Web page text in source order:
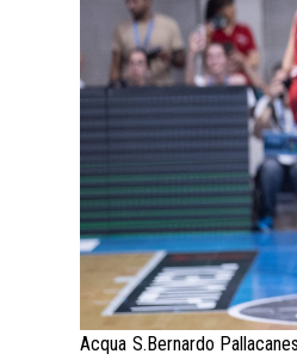
Acqua S.Bernardo